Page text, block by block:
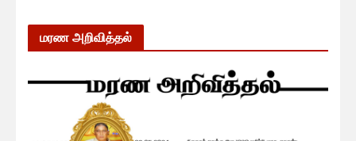
மரண அறிவித்தல்